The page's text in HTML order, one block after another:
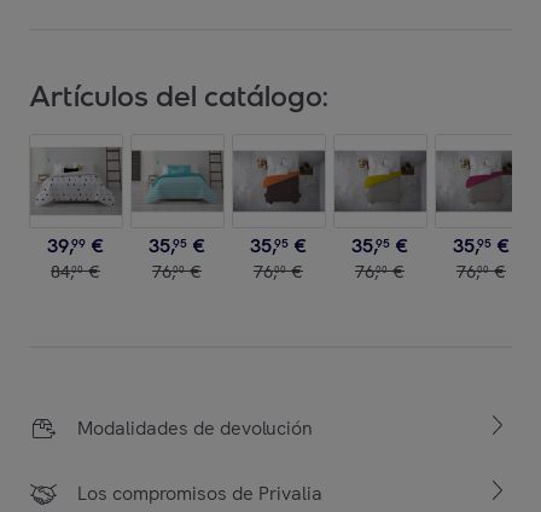
Artículos del catálogo:
39,99 €
84,00 €
35,95 €
76,00 €
35,95 €
76,00 €
35,95 €
76,00 €
35,95 €
76,00 €
Modalidades de devolución
Los compromisos de Privalia